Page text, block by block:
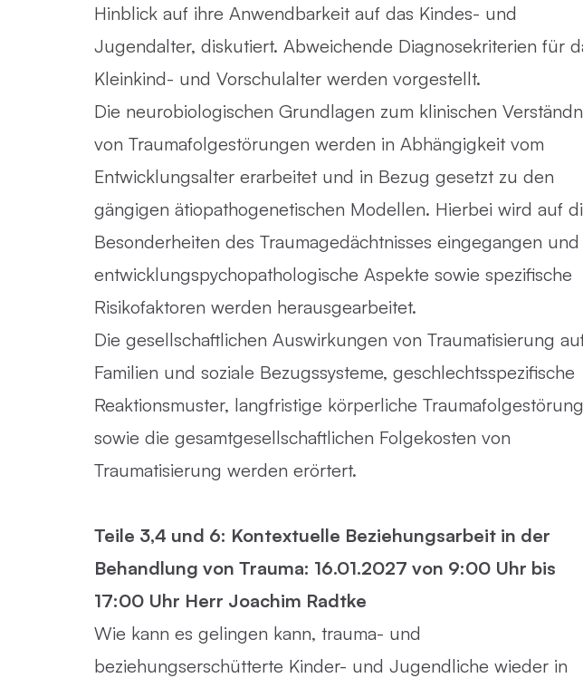
Hinblick auf ihre Anwendbarkeit auf das Kindes- und
Jugendalter, diskutiert. Abweichende Diagnosekriterien für
Kleinkind- und Vorschulalter werden vorgestellt.
Die neurobiologischen Grundlagen zum klinischen
von Traumafolgestörungen werden in Abhängigkeit vom
Entwicklungsalter erarbeitet und in Bezug gesetzt zu den
gängigen ätiopathogenetischen Modellen. Hierbei wird auf
Besonderheiten des Traumagedächtnisses eingegangen und
entwicklungspychopathologische Aspekte sowie spezifische
Risikofaktoren werden herausgearbeitet.
Die gesellschaftlichen Auswirkungen von Traumatisierung
Familien und soziale Bezugssysteme, geschlechtsspezifische
Reaktionsmuster, langfristige körperliche
sowie die gesamtgesellschaftlichen Folgekosten von
Traumatisierung werden erörtert.
Teile 3,4 und 6: Kontextuelle Beziehungsarbeit in der
Behandlung von Trauma: 16.01.2027 von 9:00 Uhr bis
17:00 Uhr Herr Joachim Radtke
Wie kann es gelingen kann, trauma- und
beziehungserschütterte Kinder- und Jugendliche wieder in